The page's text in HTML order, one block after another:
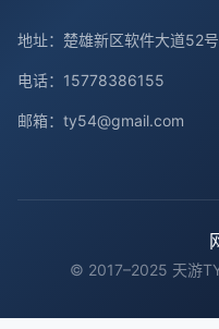
地址：楚雄新区软件大道52
电话：15778386155
邮箱：ty54@gmail.com
© 2017–2025 天游